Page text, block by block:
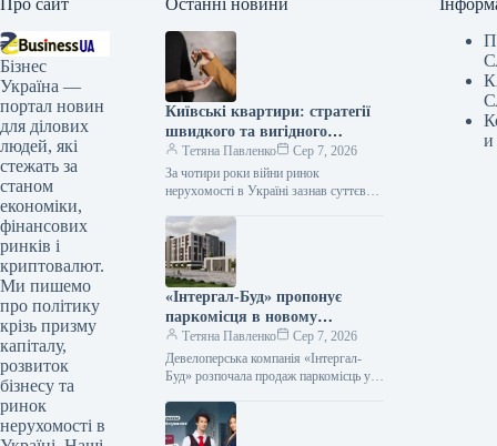
Бізнес
Україна —
портал новин
для ділових
людей, які
стежать за
станом
економіки,
фінансових
ринків і
криптовалют.
Ми пишемо
про політику
крізь призму
капіталу,
розвиток
бізнесу та
ринок
нерухомості в
Київські квартири: стратегії
швидкого та вигідного
продажу у 2026 році
Тетяна Павленко
Сер 7, 2026
За чотири роки війни ринок
нерухомості в Україні зазнав суттєвих
нестабільними: в одних регіонах
вартість…
«Інтергал-Буд» пропонує
паркомісця в новому
багаторівневому паркінгу ЖК
«Сирецькі Сади»
Тетяна Павленко
Сер 7, 2026
Девелоперська компанія «Інтергал-
Буд» розпочала продаж паркомісць у
житлового комплексу «Сирецькі
Сади» у Подільському районі Києва.
и